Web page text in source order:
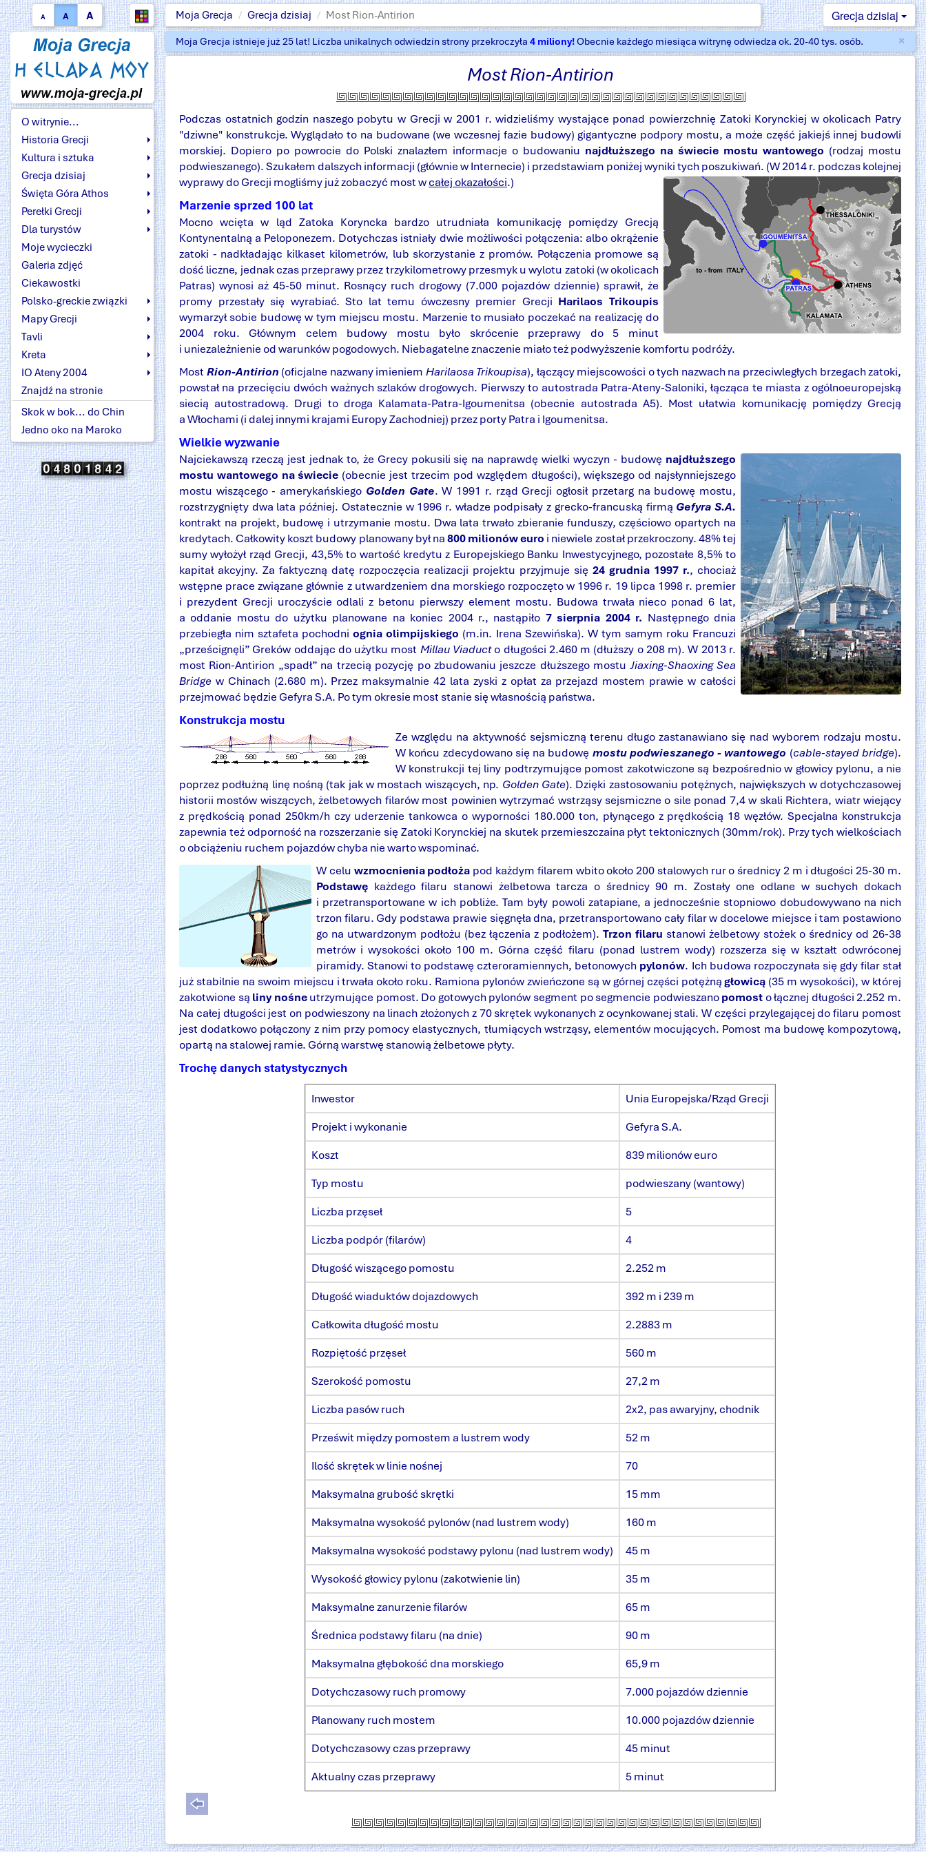
A A A Moja Grecja Grecja dzisiaj Most Rion-Antirion Grecja dzisiaj
O witrynie...
Historia Grecji
Kultura i sztuka
Grecja dzisiaj
Święta Góra Athos
Perełki Grecji
Dla turystów
Moje wycieczki
Galeria zdjęć
Ciekawostki
Polsko-greckie związki
Mapy Grecji
Tavli
Kreta
IO Ateny 2004
Znajdź na stronie
Skok w bok... do Chin
Jedno oko na Maroko
×
Moja Grecja istnieje już 25 lat! Liczba unikalnych odwiedzin strony przekroczyła 4 miliony!Obecnie każdego miesiąca witrynę odwiedza ok. 20-40 tys. osób.
MostRion-Antirion
Podczas ostatnich godzin naszego pobytu w Grecji w 2001 r. widzieliśmy wystające ponad powierzchnię Zatoki Korynckiej w okolicach Patry
"dziwne" konstrukcje. Wyglądało to na budowane (we wczesnej fazie budowy) gigantyczne podpory mostu, a może część jakiejś innej budowli
morskiej. Dopiero po powrocie do Polski znalazłem informacje o budowaniu najdłuższego na świecie mostu wantowego (rodzaj mostu
podwieszanego). Szukałem dalszych informacji (głównie w Internecie) i przedstawiam poniżej wyniki tych poszukiwań. (W 2014 r. podczas kolejnej
wyprawy do Grecji mogliśmy już zobaczyć most wcałej okazałości.)
Marzenie sprzed 100 lat
Mocno wcięta w ląd Zatoka Koryncka bardzo utrudniała komunikację pomiędzy Grecją
Kontynentalną a Peloponezem. Dotychczas istniały dwie możliwości połączenia: albo okrążenie
zatoki - nadkładając kilkaset kilometrów, lub skorzystanie z promów. Połączenia promowe są
dość liczne, jednak czas przeprawy przez trzykilometrowy przesmyk u wylotu zatoki (w okolicach
Patras) wynosi aż 45-50 minut. Rosnący ruch drogowy (7.000 pojazdów dziennie) sprawił, że
promy przestały się wyrabiać. Sto lat temu ówczesny premier Grecji Harilaos Trikoupis
wymarzył sobie budowę w tym miejscu mostu. Marzenie to musiało poczekać na realizację do
2004 roku. Głównym celem budowy mostu było skrócenie przeprawy do 5 minut
i uniezależnienie od warunków pogodowych. Niebagatelne znaczenie miało też podwyższenie komfortu podróży.
Most Rion-Antirion (oficjalne nazwany imieniem Harilaosa Trikoupisa), łączący miejscowości o tych nazwach na przeciwległych brzegach zatoki,
powstał na przecięciu dwóch ważnych szlaków drogowych. Pierwszy to autostrada Patra-Ateny-Saloniki, łącząca te miasta z ogólnoeuropejską
siecią autostradową. Drugi to droga Kalamata-Patra-Igoumenitsa (obecnie autostrada A5). Most ułatwia komunikację pomiędzy Grecją
a Włochami (i dalej innymi krajami Europy Zachodniej) przez porty Patra i Igoumenitsa.
Wielkie wyzwanie
Najciekawszą rzeczą jest jednak to, że Grecy pokusili się na naprawdę wielki wyczyn - budowę najdłuższego
mostu wantowego na świecie (obecnie jest trzecim pod względem długości), większego od najsłynniejszego
mostu wiszącego - amerykańskiego Golden Gate. W 1991 r. rząd Grecji ogłosił przetarg na budowę mostu,
rozstrzygnięty dwa lata później. Ostatecznie w 1996 r. władze podpisały z grecko-francuską firmą Gefyra S.A.
kontrakt na projekt, budowę i utrzymanie mostu. Dwa lata trwało zbieranie funduszy, częściowo opartych na
kredytach. Całkowity koszt budowy planowany był na800 milionów euro i niewiele został przekroczony. 48% tej
sumy wyłożył rząd Grecji, 43,5% to wartość kredytu z Europejskiego Banku Inwestycyjnego, pozostałe 8,5% to
kapitał akcyjny. Za faktyczną datę rozpoczęcia realizacji projektu przyjmuje się 24 grudnia 1997 r., chociaż
wstępne prace związane głównie z utwardzeniem dna morskiego rozpoczęto w 1996 r. 19 lipca 1998 r. premier
i prezydent Grecji uroczyście odlali z betonu pierwszy element mostu. Budowa trwała nieco ponad 6 lat,
a oddanie mostu do użytku planowane na koniec 2004 r., nastąpiło 7 sierpnia 2004 r. Następnego dnia
przebiegła nim sztafeta pochodniognia olimpijskiego (m.in. Irena Szewińska). W tym samym roku Francuzi
„prześcignęli” Greków oddając do użytku most Millau Viaducto długości 2.460 m (dłuższy o 208 m). W 2013 r.
most Rion-Antirion „spadł” na trzecią pozycję po zbudowaniu jeszcze dłuższego mostuJiaxing-Shaoxing Sea
Bridge w Chinach (2.680 m). Przez maksymalnie 42 lata zyski z opłat za przejazd mostem prawie w całości
przejmować będzie Gefyra S.A. Po tym okresie most stanie się własnością państwa.
Konstrukcja mostu
Ze względu na aktywność sejsmiczną terenu długo zastanawiano się nad wyborem rodzaju mostu.
W końcu zdecydowano się na budowę mostu podwieszanego - wantowego (cable-stayed bridge).
W konstrukcji tej liny podtrzymujące pomost zakotwiczone są bezpośrednio w głowicy pylonu, a nie
poprzez podłużną linę nośną (tak jak w mostach wiszących, np. Golden Gate). Dzięki zastosowaniu potężnych, największych w dotychczasowej
historii mostów wiszących, żelbetowych filarów most powinien wytrzymać wstrząsy sejsmiczne o sile ponad 7,4 w skali Richtera, wiatr wiejący
z prędkością ponad 250km/h czy uderzenie tankowca o wyporności 180.000 ton, płynącego z prędkością 18 węzłów. Specjalna konstrukcja
zapewnia też odporność na rozszerzanie się Zatoki Korynckiej na skutek przemieszczaina płyt tektonicznych (30mm/rok). Przy tych wielkościach
o obciążeniu ruchem pojazdów chyba nie warto wspominać.
W celu wzmocnienia podłoża pod każdym filarem wbito około 200 stalowych rur o średnicy 2 m i długości 25-30 m.
Podstawę każdego filaru stanowi żelbetowa tarcza o średnicy 90 m. Zostały one odlane w suchych dokach
i przetransportowane w ich pobliże. Tam były powoli zatapiane, a jednocześnie stopniowo dobudowywano na nich
trzon filaru. Gdy podstawa prawie sięgnęła dna, przetransportowano cały filar w docelowe miejsce i tam postawiono
go na utwardzonym podłożu (bez łączenia z podłożem). Trzon filaru stanowi żelbetowy stożek o średnicy od 26-38
metrów i wysokości około 100 m. Górna część filaru (ponad lustrem wody) rozszerza się w kształt odwróconej
piramidy. Stanowi to podstawę czteroramiennych, betonowych pylonów. Ich budowa rozpoczynała się gdy filar stał
już stabilnie na swoim miejscu i trwała około roku. Ramiona pylonów zwieńczone są w górnej części potężnągłowicą (35 m wysokości), w której
zakotwione są liny nośneutrzymujące pomost. Do gotowych pylonów segment po segmencie podwieszanopomost o łącznej długości 2.252 m.
Na całej długości jest on podwieszony na linach złożonych z 70 skrętek wykonanych z ocynkowanej stali. W części przylegającej do filaru pomost
jest dodatkowo połączony z nim przy pomocy elastycznych, tłumiących wstrząsy, elementów mocujących. Pomost ma budowę kompozytową,
opartą na stalowej ramie. Górną warstwę stanowią żelbetowe płyty.
Trochę danych statystycznych
Inwestor
Unia Europejska/Rząd Grecji
Projekt i wykonanie
Gefyra S.A.
Koszt
839 milionów euro
Typ mostu
podwieszany (wantowy)
Liczba przęseł
5
Liczba podpór (filarów)
4
Długość wiszącego pomostu
2.252 m
Długość wiaduktów dojazdowych
392 m i 239 m
Całkowita długość mostu
2.2883 m
Rozpiętość przęseł
560 m
Szerokość pomostu
27,2 m
Liczba pasów ruch
2x2, pas awaryjny, chodnik
Prześwit między pomostem a lustrem wody
52 m
Ilość skrętek w linie nośnej
70
Maksymalna grubość skrętki
15 mm
Maksymalna wysokość pylonów (nad lustrem wody)
160 m
Maksymalna wysokość podstawy pylonu (nad lustrem wody)
45 m
Wysokość głowicy pylonu (zakotwienie lin)
35 m
Maksymalne zanurzenie filarów
65 m
Średnica podstawy filaru (na dnie)
90 m
Maksymalna głębokość dna morskiego
65,9 m
Dotychczasowy ruch promowy
7.000 pojazdów dziennie
Planowany ruch mostem
10.000 pojazdów dziennie
Dotychczasowy czas przeprawy
45 minut
Aktualny czas przeprawy
5 minut